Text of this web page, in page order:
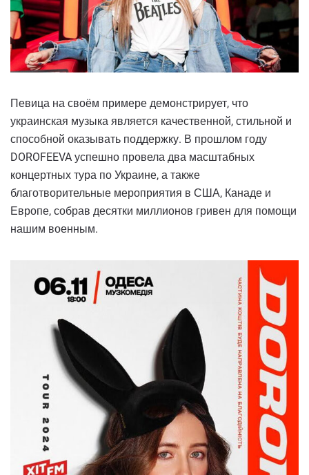
Певица на своём примере демонстрирует, что
украинская музыка является качественной, стильной и
способной оказывать поддержку. В прошлом году
DOROFEEVA успешно провела два масштабных
концертных тура по Украине, а также
благотворительные мероприятия в США, Канаде и
Европе, собрав десятки миллионов гривен для помощи
нашим военным.